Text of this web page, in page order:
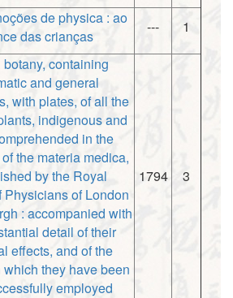
de physica : ao
das crianças
--- 1
containing
and general
with plates, of all the
indigenous and
in the
the materia medica,
by the Royal
of London
: accompanied with
detail of their
effects, and of the
they have been
employed
1794 3